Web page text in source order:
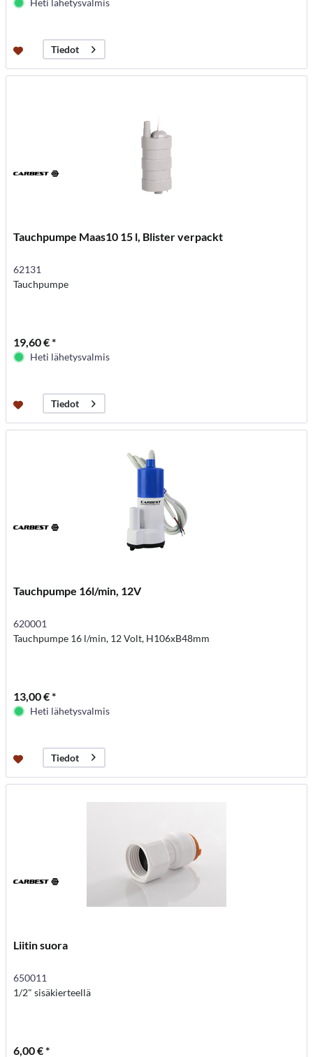
Heti lähetysvalmis
Tiedot
Tauchpumpe Maas10 15 l, Blister verpackt
62131
Tauchpumpe
19,60 € *
Heti lähetysvalmis
Tiedot
Tauchpumpe 16l/min, 12V
620001
Tauchpumpe 16 l/min, 12 Volt, H106xB48mm
13,00 € *
Heti lähetysvalmis
Tiedot
Liitin suora
650011
1/2" sisäkierteellä
6,00 € *